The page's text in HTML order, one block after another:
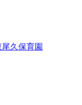
久保育園